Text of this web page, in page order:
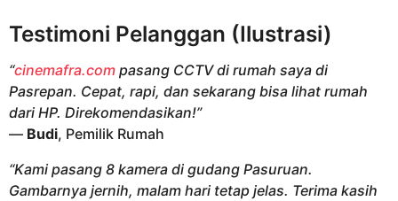
Testimoni Pelanggan (Ilustrasi)
“cinemafra.com pasang CCTV di rumah saya di
Pasrepan. Cepat, rapi, dan sekarang bisa lihat rumah
dari HP. Direkomendasikan!”
— Budi, Pemilik Rumah
“Kami pasang 8 kamera di gudang Pasuruan.
Gambarnya jernih, malam hari tetap jelas. Terima kasih